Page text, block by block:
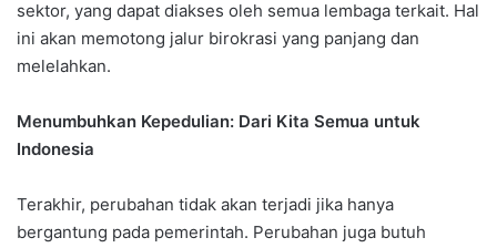
sektor, yang dapat diakses oleh semua lembaga terkait. Hal
ini akan memotong jalur birokrasi yang panjang dan
melelahkan.
Menumbuhkan Kepedulian: Dari Kita Semua untuk
Indonesia
Terakhir, perubahan tidak akan terjadi jika hanya
bergantung pada pemerintah. Perubahan juga butuh